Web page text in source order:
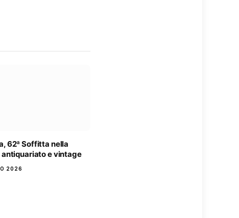
62ª Soffitta nella
e vintage
2026